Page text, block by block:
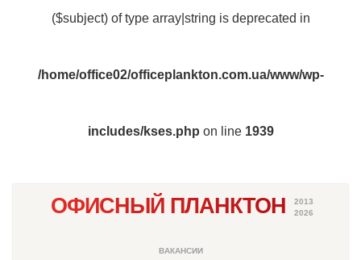
($subject) of type array|string is deprecated in
/home/office02/officeplankton.com.ua/www/wp-
includes/kses.php on line 1939
ОФИСНЫЙ ПЛАНКТОН
2013
2026
ВАКАНСИИ